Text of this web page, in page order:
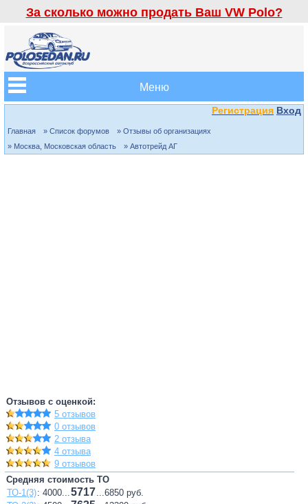
За сколько можно продать Ваш VW Polo?
Меню
Регистрация Вход
Главная » Список форумов
» Отзывы об организациях
» Москва, Московская область
» Автотрейд АГ
Отзывов с оценкой:
5 отзывов
0 отзывов
2 отзыва
4 отзыва
9 отзывов
Средняя стоимость ТО
ТО-1(3): 4000...5717...6850 руб.